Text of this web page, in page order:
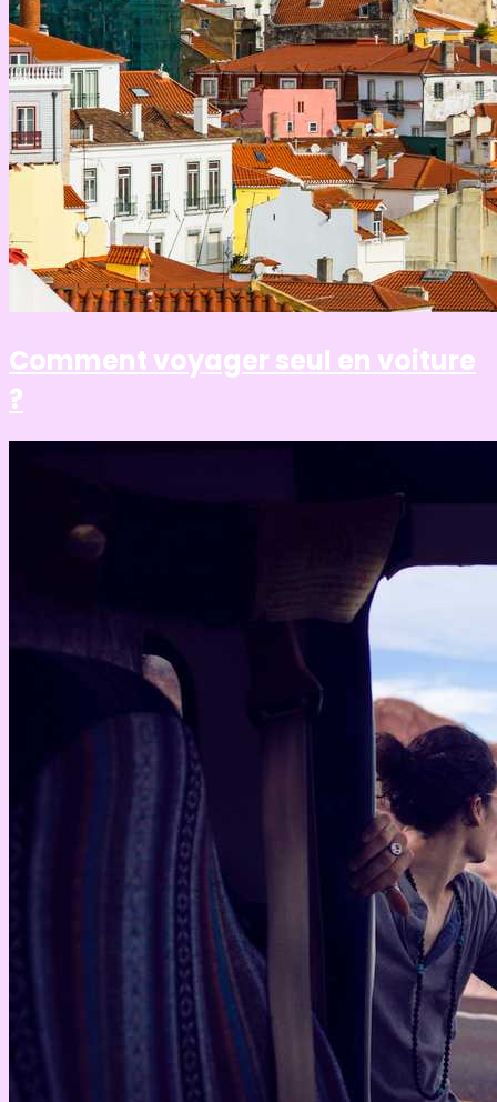
Comment voyager seul en voiture
?